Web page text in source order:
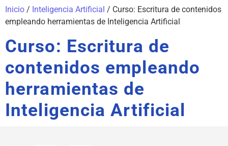
Inicio / Inteligencia Artificial / Curso: Escritura de contenidos
empleando herramientas de Inteligencia Artificial
Curso: Escritura de
contenidos empleando
herramientas de
Inteligencia Artificial